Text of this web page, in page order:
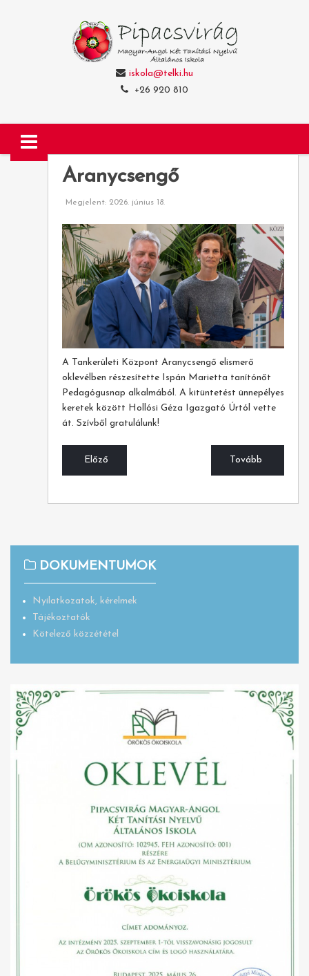
iskola@telki.hu
+26 920 810
Aranycsengő
Megjelent: 2026. június 18.
A Tankerületi Központ Aranycsengő elismerő
oklevélben részesítette Ispán Marietta tanítónőt
Pedagógusnap alkalmából. A kitüntetést ünnepélyes
keretek között Hollósi Géza Igazgató Úrtól vette
át. Szívből gratulálunk!
Előző Tovább
DOKUMENTUMOK
Nyilatkozatok, kérelmek
Tájékoztatók
Kötelező közzététel